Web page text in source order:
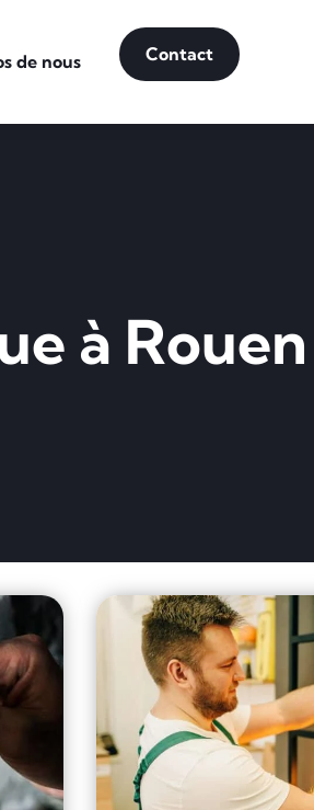
de nous Contact
à Rouen